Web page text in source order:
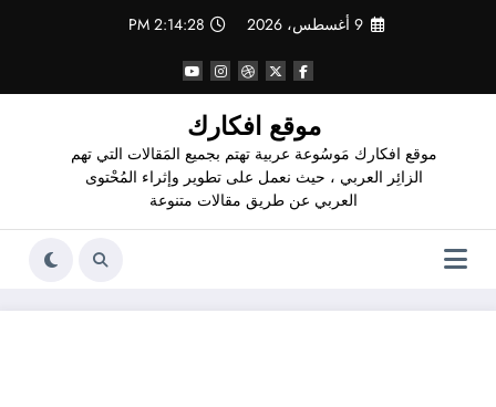
9 أغسطس، 2026 2:14:29 PM
موقع افكارك
موقع افكارك مَوسُوعة عربية تهتم بجميع المَقالات التي تهم
الزائِر العربي ، حيث نعمل على تطوير وإثراء المُحْتوى
العربي عن طريق مقالات متنوعة